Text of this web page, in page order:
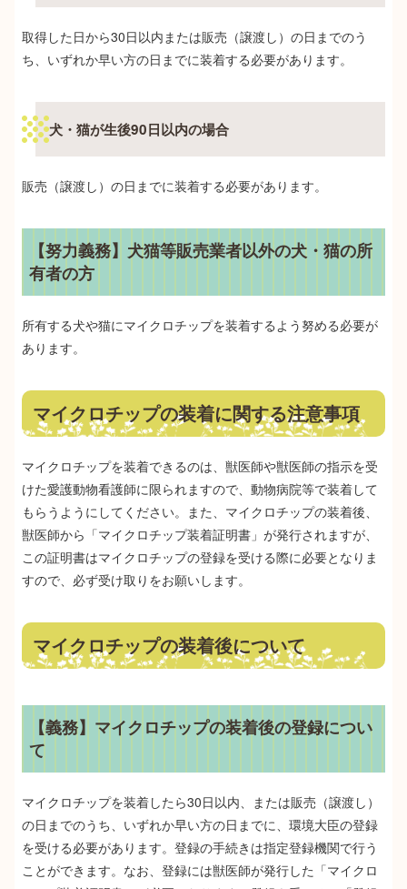
取得した日から30日以内または販売（譲渡し）の日までのう
ち、いずれか早い方の日までに装着する必要があります。
犬・猫が生後90日以内の場合
販売（譲渡し）の日までに装着する必要があります。
【努力義務】犬猫等販売業者以外の犬・猫の所
有者の方
所有する犬や猫にマイクロチップを装着するよう努める必要が
あります。
マイクロチップの装着に関する注意事項
マイクロチップを装着できるのは、獣医師や獣医師の指示を受
けた愛護動物看護師に限られますので、動物病院等で装着して
もらうようにしてください。また、マイクロチップの装着後、
獣医師から「マイクロチップ装着証明書」が発行されますが、
この証明書はマイクロチップの登録を受ける際に必要となりま
すので、必ず受け取りをお願いします。
マイクロチップの装着後について
【義務】マイクロチップの装着後の登録につい
て
マイクロチップを装着したら30日以内、または販売（譲渡し）
の日までのうち、いずれか早い方の日までに、環境大臣の登録
を受ける必要があります。登録の手続きは指定登録機関で行う
ことができます。なお、登録には獣医師が発行した「マイクロ